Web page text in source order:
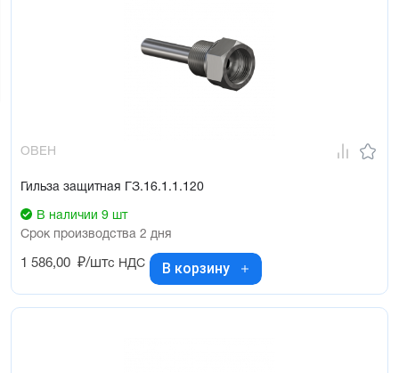
ОВЕН
Гильза защитная ГЗ.16.1.1.120
В наличии 9 шт
Срок производства 2 дня
1 586,00 ₽/штс НДС В корзину